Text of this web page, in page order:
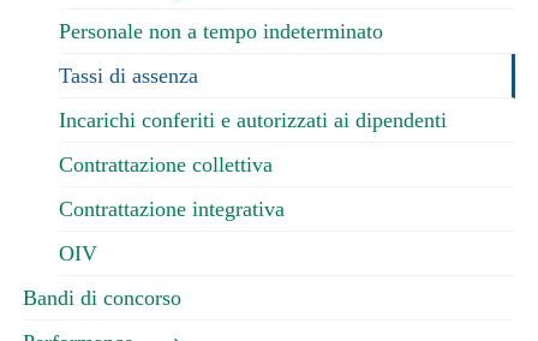
Personale non a tempo indeterminato
Tassi di assenza
Incarichi conferiti e autorizzati ai dipendenti
Contrattazione collettiva
Contrattazione integrativa
OIV
Bandi di concorso